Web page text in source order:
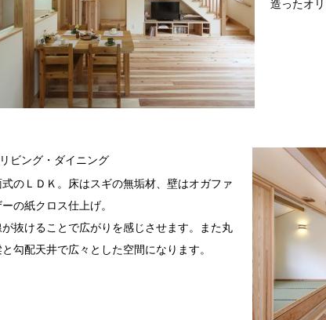
造ったオ
リビング・ダイニング
式のＬＤＫ。床はスギの無垢材、壁はオガファ
の紙クロス仕上げ。
が抜けることで広がりを感じさせます。また丸
と勾配天井で広々とした空間になります。